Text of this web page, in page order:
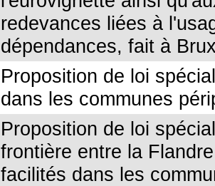
redevances liées à
dépendances, fait à
Proposition de loi
dans les communes
Proposition de loi
frontière entre la
facilités dans les